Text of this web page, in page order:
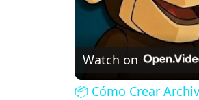
Watch on
📦 Cómo Crear